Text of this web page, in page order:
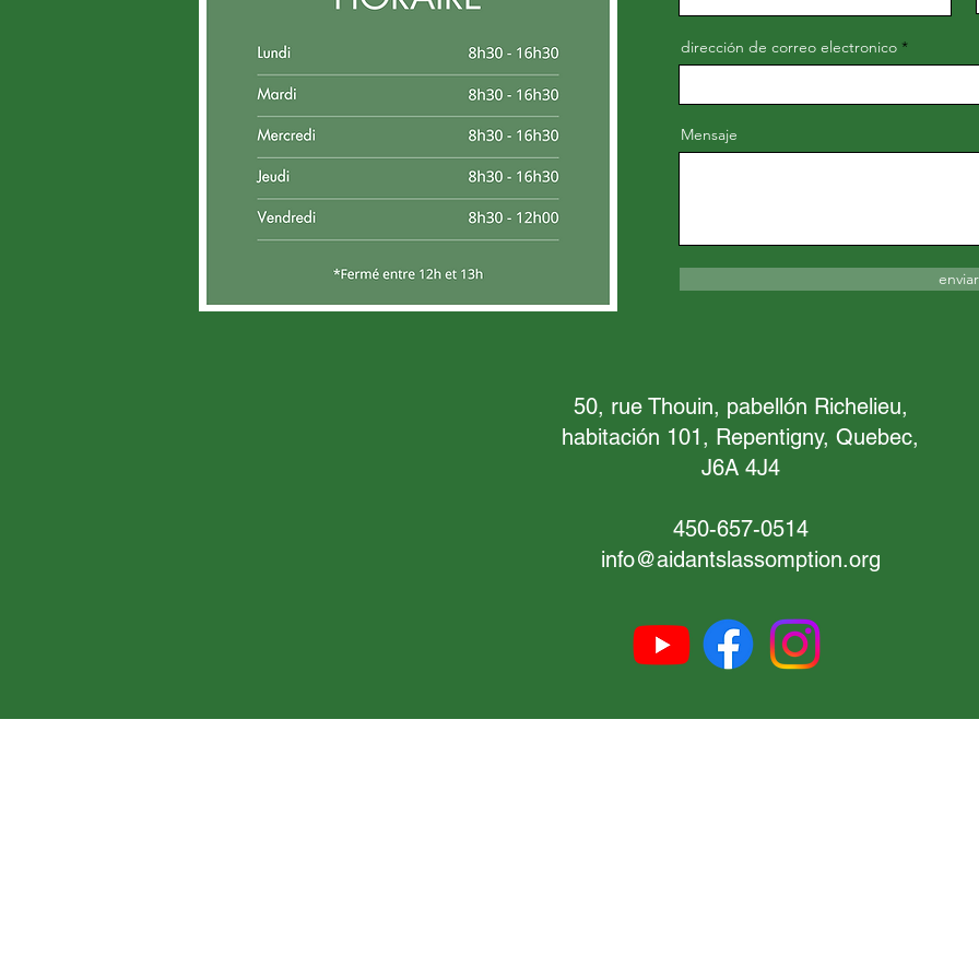
dirección de correo electronico
Mensaje
50, rue Thouin, pabellón Richelieu,
habitación 101, Repentigny, Quebec,
J6A 4J4
450-657-0514
info@aidantslassomption.org